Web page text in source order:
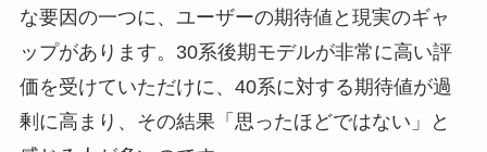
な要因の一つに、ユーザーの期待値と現実のギャ
ップがあります。30系後期モデルが非常に高い評
価を受けていただけに、40系に対する期待値が過
剰に高まり、その結果「思ったほどではない」と